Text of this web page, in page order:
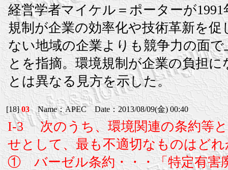
経営学者マイケル＝ポーターが
規制が企業の効率化や技術革新を
ない地域の企業よりも競争力の面
とを指摘。環境規制が企業の負担
とは異なる見方を示した。
[18]03Name：APEC Date：2013/08/09(金) 00:40
I-3 次のうち、環境関連の条約等
せとして、最も不適切なものはどれ
① バーゼル条約・・・「特定有害